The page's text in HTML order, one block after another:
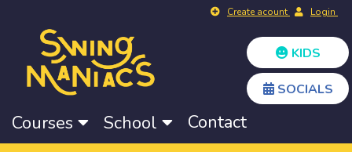
Create acount Login
KIDS
SOCIALS
Courses School Contact